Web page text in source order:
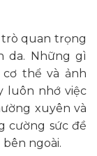
trò quan trọng
da. Những gì
thể và ảnh
luôn nhớ việc
xuyên và
cường sức đề
ngoài.